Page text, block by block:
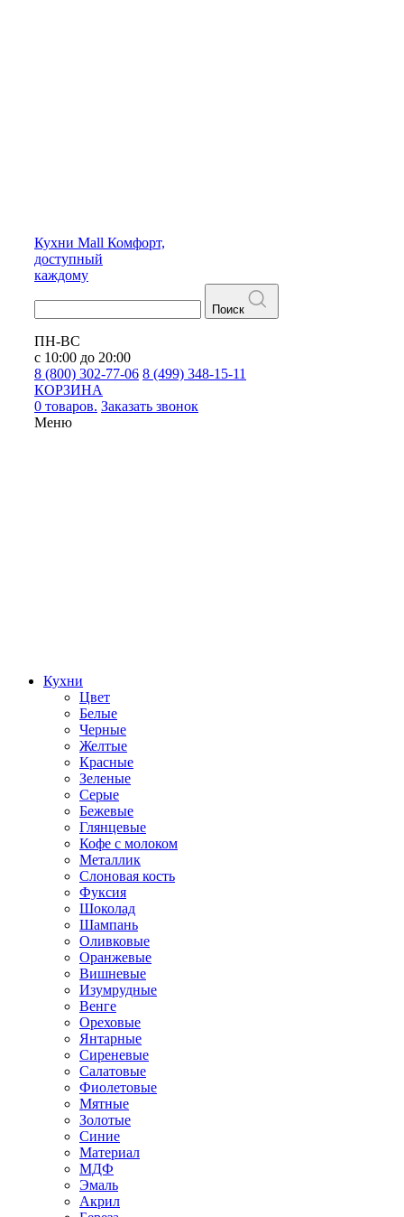
Кухни Mall Комфорт,
доступный
каждому
Поиск
ПН-ВС
с 10:00 до 20:00
8 (800) 302-77-06 8 (499) 348-15-11
КОРЗИНА
0 товаров. Заказать звонок
Меню
Кухни
Цвет
Белые
Черные
Желтые
Красные
Зеленые
Серые
Бежевые
Глянцевые
Кофе с молоком
Металлик
Слоновая кость
Фуксия
Шоколад
Шампань
Оливковые
Оранжевые
Вишневые
Изумрудные
Венге
Ореховые
Янтарные
Сиреневые
Салатовые
Фиолетовые
Мятные
Золотые
Синие
Материал
МДФ
Эмаль
Акрил